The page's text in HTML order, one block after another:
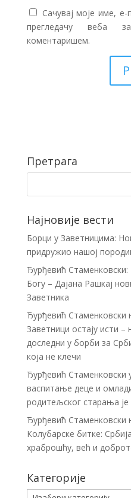
Сачувај моје име,
прегледачу веба
коментаришем.
Претрага
Најновије вести
Борци у Заветницима:
придружио нашој
Ђурђевић Стаменковски:
Богу – Дајана Рашкај
Заветника
Ђурђевић Стаменковски
Заветници остају исти
доследни у борби за
која не клечи
Ђурђевић Стаменковски
васпитање деце и
родитељског старања
Ђурђевић
Колубарске битке:
храброшћу, већ и
Категорије
Категорије